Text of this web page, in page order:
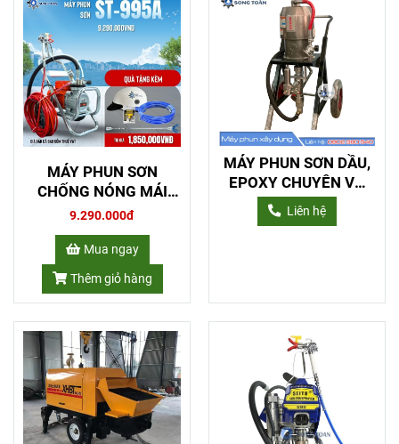
MÁY PHUN SƠN
CHỐNG NÓNG MÁI
TÔN
9.290.000đ
Mua ngay
Thêm giỏ hàng
MÁY PHUN SƠN DẦU,
EPOXY CHUYÊN VỎ
TÀU BIỂN 63.1 BANDO
Liên hệ